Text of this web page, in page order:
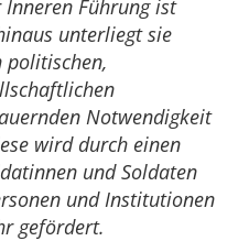
Führung ist
unterliegt sie
politischen,
Notwendigkeit
wird durch einen
und Soldaten
und Institutionen
gefördert.